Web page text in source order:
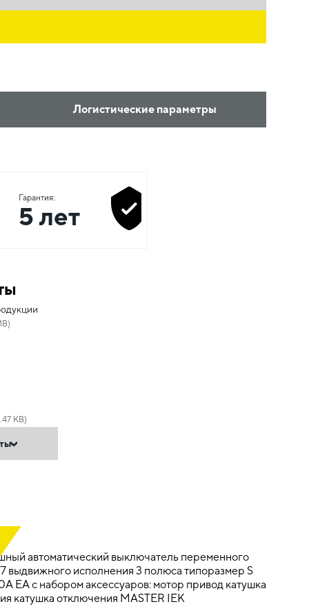
Логистические параметры
Гарантия:
5 лет
KB)